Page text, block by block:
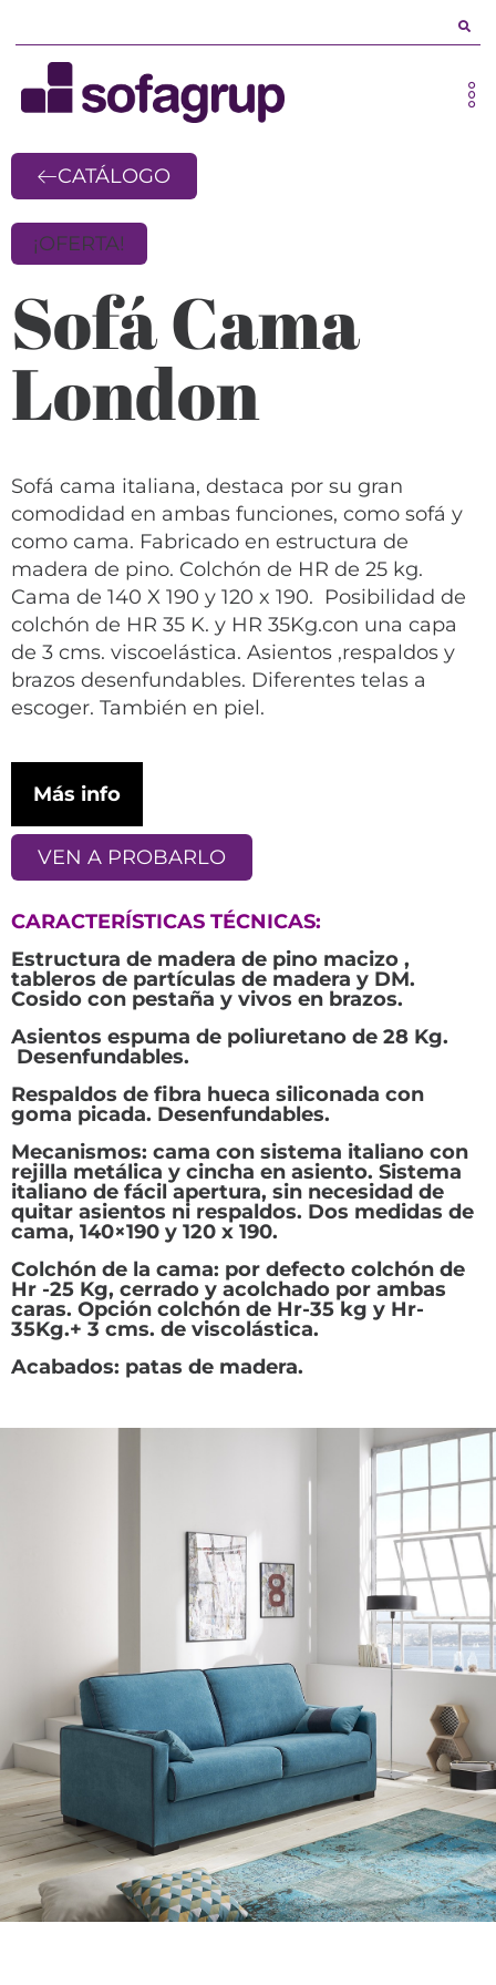
CATÁLOGO
¡OFERTA!
Sofá Cama
London
Sofá cama italiana, destaca por su gran
comodidad en ambas funciones, como sofá y
como cama. Fabricado en estructura de
madera de pino. Colchón de HR de 25 kg.
Cama de 140 X 190 y 120 x 190. Posibilidad de
colchón de HR 35 K. y HR 35Kg.con una capa
de 3 cms. viscoelástica. Asientos ,respaldos y
brazos desenfundables. Diferentes telas a
escoger. También en piel.
Más info
VEN A PROBARLO
CARACTERÍSTICAS TÉCNICAS:
Estructura de madera de pino macizo ,
tableros de partículas de madera y DM.
Cosido con pestaña y vivos en brazos.
Asientos espuma de poliuretano de 28 Kg.
Desenfundables.
Respaldos de fibra hueca siliconada con
goma picada. Desenfundables.
Mecanismos: cama con sistema italiano con
rejilla metálica y cincha en asiento. Sistema
italiano de fácil apertura, sin necesidad de
quitar asientos ni respaldos. Dos medidas de
cama, 140×190 y 120 x 190.
Colchón de la cama: por defecto colchón de
Hr -25 Kg, cerrado y acolchado por ambas
caras. Opción colchón de Hr-35 kg y Hr-
35Kg.+ 3 cms. de viscolástica.
Acabados: patas de madera.